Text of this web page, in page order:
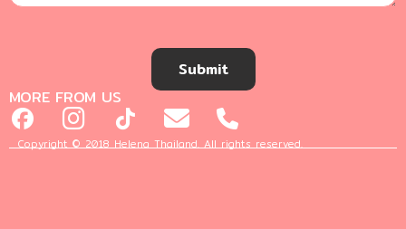
Submit
MORE FROM US
Copyright © 2018 Helena Thailand. All rights reserved.